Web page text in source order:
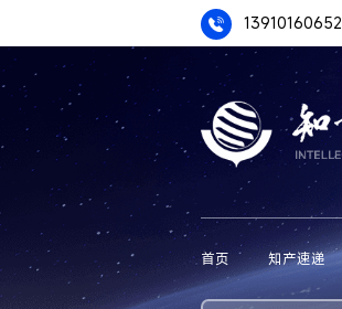
13910160652
首页 知产速递